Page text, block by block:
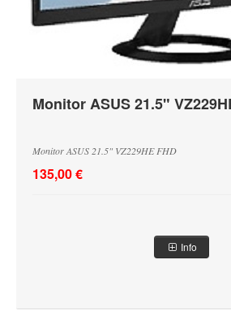
Minas
Recargas Esferográficas
Monitor ASUS 21.5"
Monitor ASUS 21.5" VZ229HE FHD
135,00 €
Info